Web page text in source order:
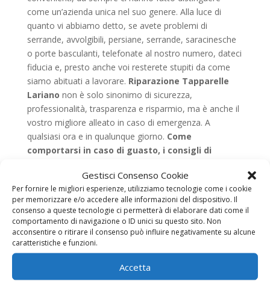
Gestisci Consenso Cookie
Per fornire le migliori esperienze, utilizziamo tecnologie come i cookie
per memorizzare e/o accedere alle informazioni del dispositivo. Il
consenso a queste tecnologie ci permetterà di elaborare dati come il
comportamento di navigazione o ID unici su questo sito. Non
acconsentire o ritirare il consenso può influire negativamente su alcune
caratteristiche e funzioni.
Accetta
come un’azienda unica nel suo genere. Alla luce di
quanto vi abbiamo detto, se avete problemi di
serrande, avvolgibili, persiane, serrande, saracinesche
o porte basculanti, telefonate al nostro numero, dateci
fiducia e, presto anche voi resterete stupiti da come
siamo abituati a lavorare. Riparazione Tapparelle
Lariano non è solo sinonimo di sicurezza,
professionalità, trasparenza e risparmio, ma è anche il
vostro migliore alleato in caso di emergenza. A
qualsiasi ora e in qualunque giorno. Come
comportarsi in caso di guasto, i consigli di
rottura di una persiana o di una saracinesca è dovuta o
all’usura causata dal passare del tempo e agli effetti
degli agenti atmosferici, o alla totale assenza di una
corretta manutenzione. Infatti, anche questo tipo di
strutture, come qualsiasi altra cosa, ha bisogno di
essere controllato. Noi di
vita frenetica di tutti i giorni e la mancanza di